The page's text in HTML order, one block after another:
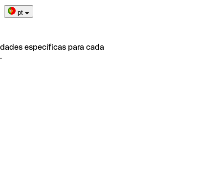
pt
específicas para cada